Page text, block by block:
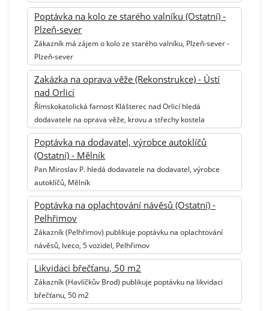
Poptávka na kolo ze starého valníku (Ostatní) -
Plzeň-sever
Zákazník má zájem o kolo ze starého valníku, Plzeň-sever -
Plzeň-sever
Zakázka na oprava věže (Rekonstrukce) - Ústí
nad Orlicí
Římskokatolická farnost Klášterec nad Orlicí hledá
dodavatele na oprava věže, krovu a střechy kostela
Poptávka na dodavatel, výrobce autoklíčů
(Ostatní) - Mělník
Pan Miroslav P. hledá dodavatele na dodavatel, výrobce
autoklíčů, Mělník
Poptávka na oplachtování návěsů (Ostatní) -
Pelhřimov
Zákazník (Pelhřimov) publikuje poptávku na oplachtování
návěsů, Iveco, 5 vozidel, Pelhřimov
Likvidaci břečťanu, 50 m2
Zákazník (Havlíčkův Brod) publikuje poptávku na likvidaci
břečťanu, 50 m2